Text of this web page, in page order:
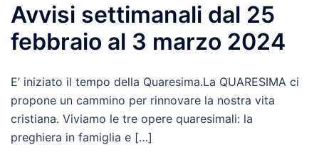
Avvisi settimanali dal 25
febbraio al 3 marzo 2024
E’ iniziato il tempo della Quaresima.La QUARESIMA ci
propone un cammino per rinnovare la nostra vita
cristiana. Viviamo le tre opere quaresimali: la
preghiera in famiglia e […]